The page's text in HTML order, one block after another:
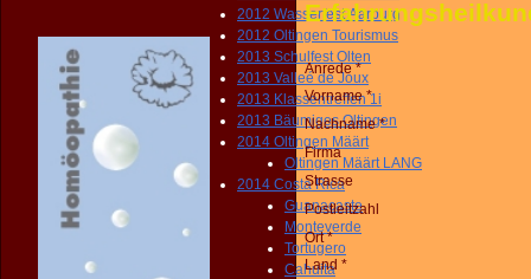
2012 Wasserfest Aarburg
2012 Oltingen Tourismus
2013 Schulfest Olten
2013 Valleé de Joux
2013 Klassentreffen 1i
2013 Bäumiges Oltingen
2014 Oltingen Määrt
Oltingen Määrt LANG
2014 Costa Rica
Guanacaste
Monteverde
Tortugero
Cahuita
Anrede *
Vorname *
Nachname *
Firma
Strasse
Postleitzahl
Ort *
Land *